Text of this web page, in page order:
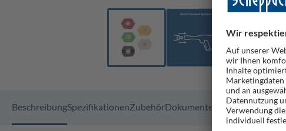
BeschreibungSpezifikationenZubehörDokumente GPSR